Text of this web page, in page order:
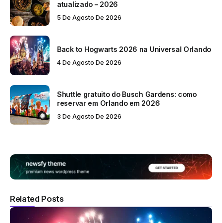
atualizado – 2026
5 De Agosto De 2026
Back to Hogwarts 2026 na Universal Orlando
4 De Agosto De 2026
Shuttle gratuito do Busch Gardens: como
reservar em Orlando em 2026
3 De Agosto De 2026
Related Posts